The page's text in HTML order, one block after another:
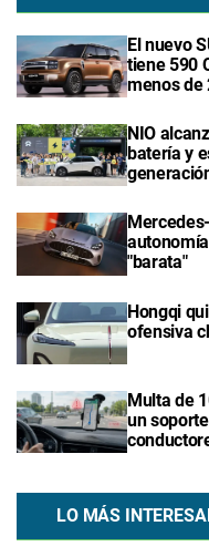
El nuevo
tiene 590
menos de
NIO
batería y
"barata"
Hongqi
ofensiva
Multa de
un
LO MÁS